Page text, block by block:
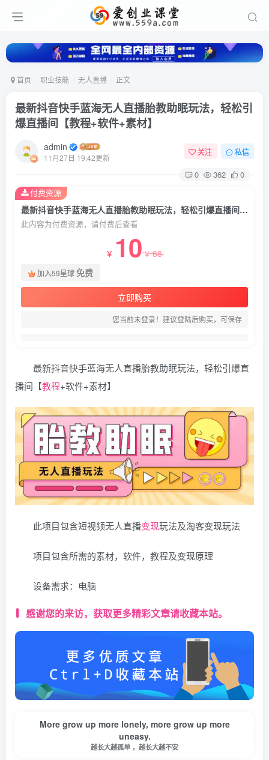
首页 职业技能 无人直播 正文
最新抖音快手蓝海无人直播胎教助眠玩法，轻松引
爆直播间【教程+软件+素材】
admin
11月27日 19:42更新
关注 私信
0 362 0
最新抖音快手蓝海无人直播胎教助眠玩法，轻松引爆直播间【教程+软件+素材】
此内容为付费资源，请付费后查看
￥ 10￥88
加入59星球免费
立即购买
您当前未登录！建议登陆后购买，可保存
付费资源
最新抖音快手蓝海无人直播胎教助眠玩法，轻松引爆直
播间【教程+软件+素材】
此项目包含短视频无人直播变现玩法及淘客变现玩法
项目包含所需的素材，软件，教程及变现原理
设备需求：电脑
感谢您的来访，获取更多精彩文章请收藏本站。
More grow up more lonely, more grow up more
uneasy.
越长大越孤单 ，越长大越不安